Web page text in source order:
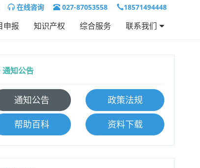
在线咨询 027-87053558 18571494448
申报 知识产权 综合服务 联系我们
通知公告
通知公告 政策法规
帮助百科 资料下载